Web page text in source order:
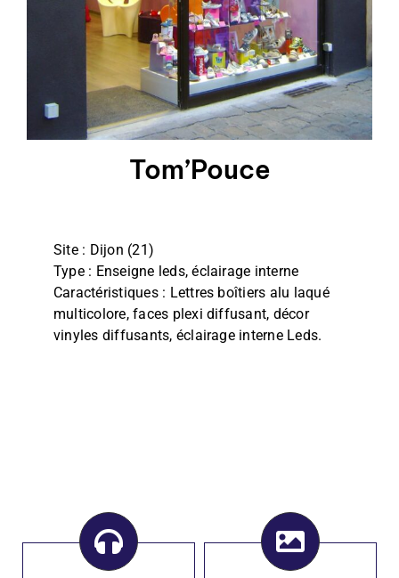
Façade, Store & Eclairage
Tom’Pouce
Site : Dijon (21)
Type : Enseigne leds, éclairage interne
Caractéristiques : Lettres boîtiers alu laqué
multicolore, faces plexi diffusant, décor
vinyles diffusants, éclairage interne Leds.